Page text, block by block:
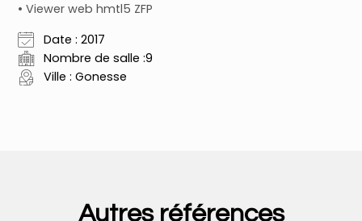
• Viewer web hmtl5 ZFP
Date : 2017
Nombre de salle :9
Ville : Gonesse
Autres références